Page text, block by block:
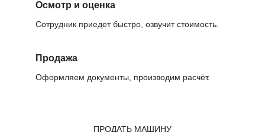
Осмотр и оценка
Сотрудник приедет быстро, озвучит стоимость.
Продажа
Оформляем документы, производим расчёт.
ПРОДАТЬ МАШИНУ